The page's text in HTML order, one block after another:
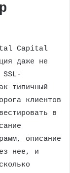
Capital
даже не
типичный
клиентов
в
описание
нее, и